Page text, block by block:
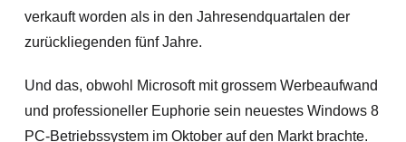
verkauft worden als in den Jahresendquartalen der
zurückliegenden fünf Jahre.
Und das, obwohl Microsoft mit grossem Werbeaufwand
und professioneller Euphorie sein neuestes Windows 8
PC-Betriebssystem im Oktober auf den Markt brachte.